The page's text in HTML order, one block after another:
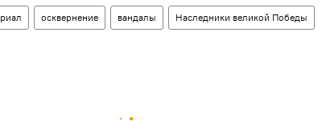
осквернение вандалы Наследники великой Победы